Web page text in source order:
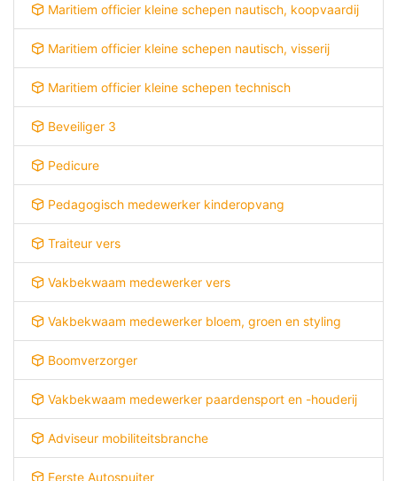
Maritiem officier kleine schepen nautisch, koopvaardij
Maritiem officier kleine schepen nautisch, visserij
Maritiem officier kleine schepen technisch
Beveiliger 3
Pedicure
Pedagogisch medewerker kinderopvang
Traiteur vers
Vakbekwaam medewerker vers
Vakbekwaam medewerker bloem, groen en styling
Boomverzorger
Vakbekwaam medewerker paardensport en -houderij
Adviseur mobiliteitsbranche
Eerste Autospuiter